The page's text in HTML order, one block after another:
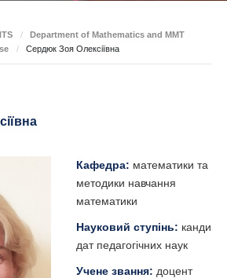
/
Department of Mathematics and MMT
/ Сердюк Зоя Олексіївна
Кафедра: математики та
методики навчання
математики
Науковий ступінь: канди
дат педагогічних наук
Учене звання: доцент